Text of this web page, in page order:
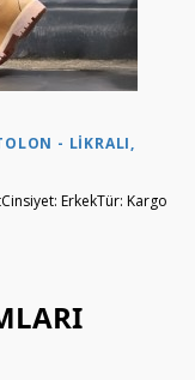
- LIKRALI,
ErkekTür: Kargo